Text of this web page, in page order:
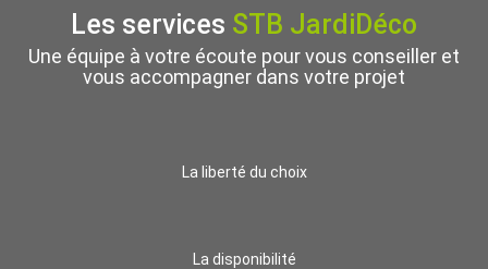
Les services STB JardiDéco
Une équipe à votre écoute pour vous conseiller et
vous accompagner dans votre projet
La liberté du choix
La disponibilité